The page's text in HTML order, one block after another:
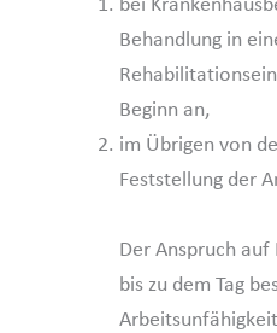
bei
Behandlung in
Beginn an,
im Übrigen von
Feststellung der
Der Anspruch
bis zu dem Tag